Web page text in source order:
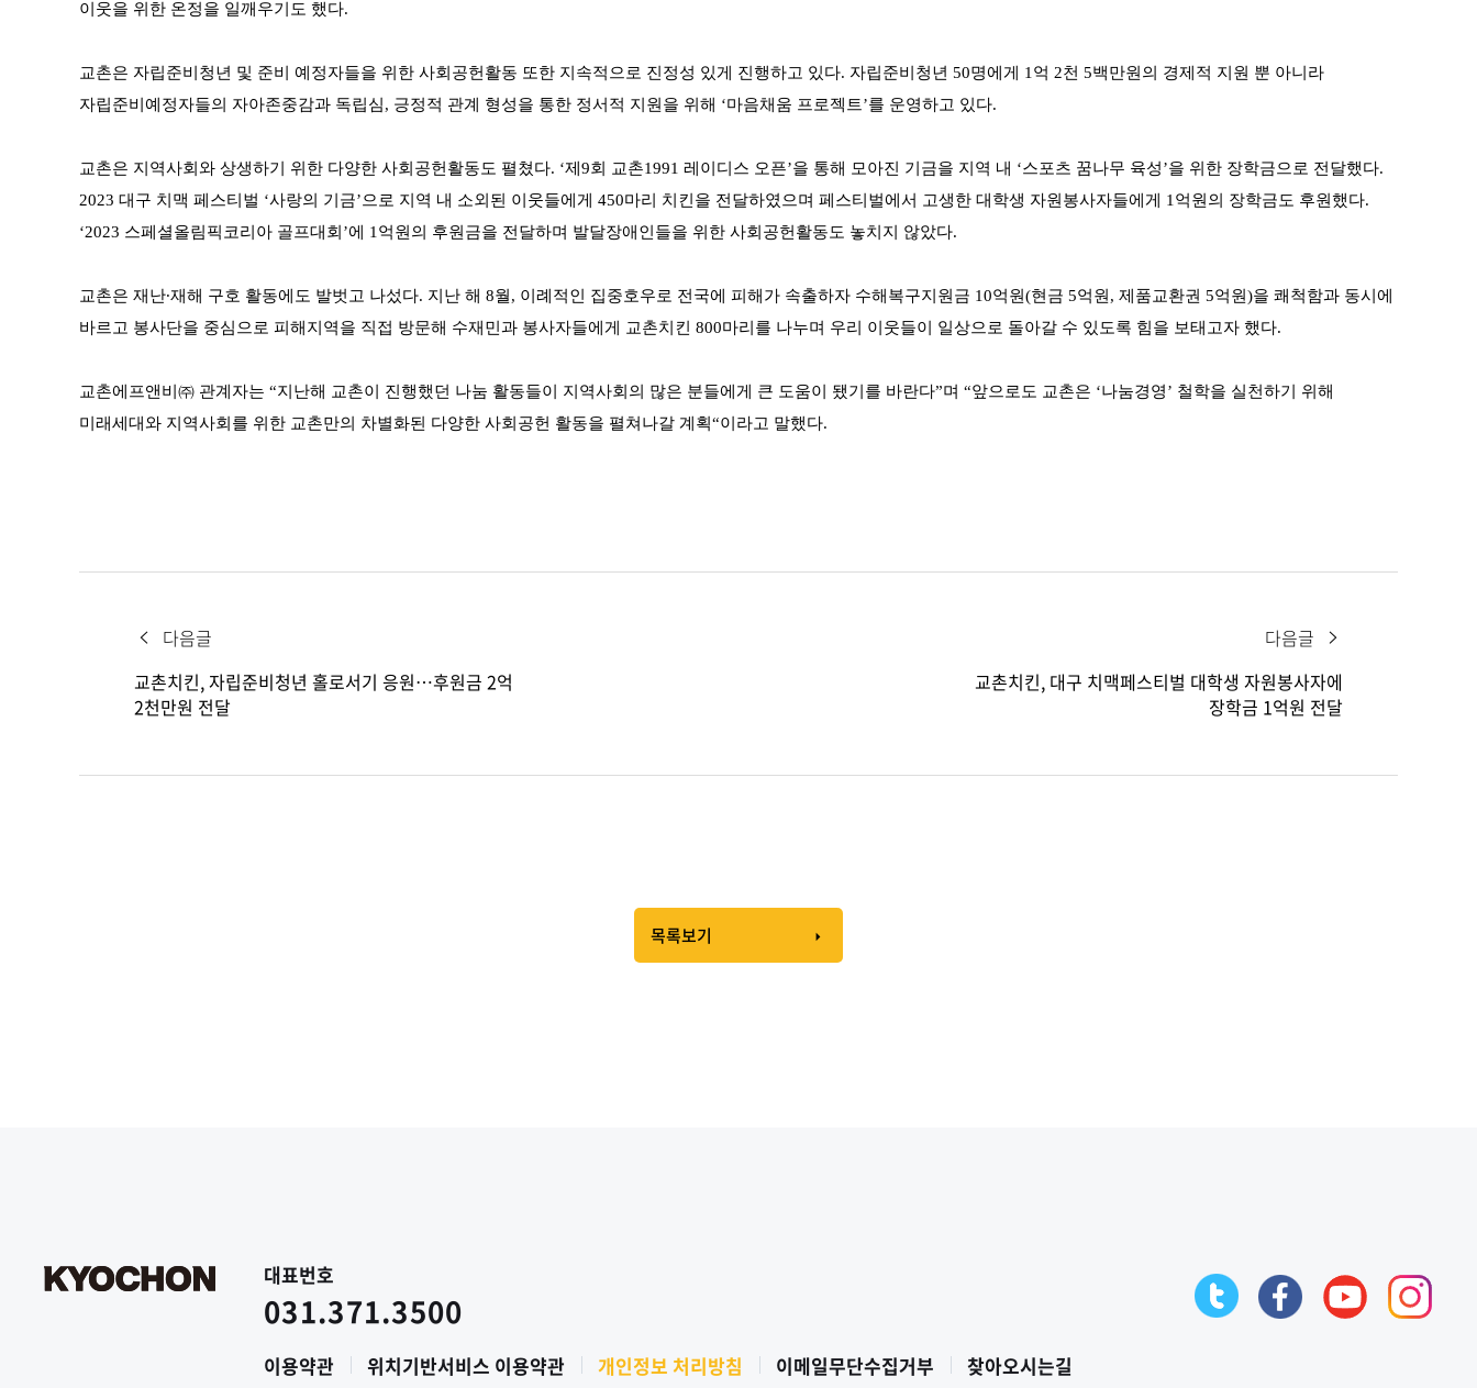
이웃을 위한 온정을 일깨우기도 했다.
교촌은 자립준비청년 및 준비 예정자들을 위한 사회공헌활동 또한 지속적으로 진정성 있게 진행하고 있다. 자립준비청년 50명에게 1억 2천 5백만원의 경제적 지원 뿐 아니라
자립준비예정자들의 자아존중감과 독립심, 긍정적 관계 형성을 통한 정서적 지원을 위해 ‘마음채움 프로젝트’를 운영하고 있다.
교촌은 지역사회와 상생하기 위한 다양한 사회공헌활동도 펼쳤다. ‘제9회 교촌1991 레이디스 오픈’을 통해 모아진 기금을 지역 내 ‘스포츠 꿈나무 육성’을 위한 장학금으로 전달했다.
2023 대구 치맥 페스티벌 ‘사랑의 기금’으로 지역 내 소외된 이웃들에게 450마리 치킨을 전달하였으며 페스티벌에서 고생한 대학생 자원봉사자들에게 1억원의 장학금도 후원했다.
‘2023 스페셜올림픽코리아 골프대회’에 1억원의 후원금을 전달하며 발달장애인들을 위한 사회공헌활동도 놓치지 않았다.
교촌은 재난∙재해 구호 활동에도 발벗고 나섰다. 지난 해 8월, 이례적인 집중호우로 전국에 피해가 속출하자 수해복구지원금 10억원(현금 5억원, 제품교환권 5억원)을 쾌척함과 동시에
바르고 봉사단을 중심으로 피해지역을 직접 방문해 수재민과 봉사자들에게 교촌치킨 800마리를 나누며 우리 이웃들이 일상으로 돌아갈 수 있도록 힘을 보태고자 했다.
교촌에프앤비㈜ 관계자는 “지난해 교촌이 진행했던 나눔 활동들이 지역사회의 많은 분들에게 큰 도움이 됐기를 바란다”며 “앞으로도 교촌은 ‘나눔경영’ 철학을 실천하기 위해
미래세대와 지역사회를 위한 교촌만의 차별화된 다양한 사회공헌 활동을 펼쳐나갈 계획“이라고 말했다.
다음글
교촌치킨, 자립준비청년 홀로서기 응원…후원금 2억
2천만원 전달
다음글
교촌치킨, 대구 치맥페스티벌 대학생 자원봉사자에
장학금 1억원 전달
목록보기
대표번호
031.371.3500
이용약관 위치기반서비스 이용약관 개인정보 처리방침 이메일무단수집거부 찾아오시는길